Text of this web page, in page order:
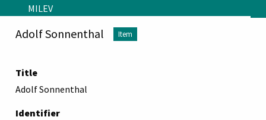
Skip to main content
MILEV
Adolf Sonnenthal Item
Title
Adolf Sonnenthal
Identifier